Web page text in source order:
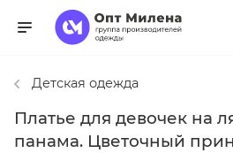
Детская одежда
Платье для девочек на
панама. Цветочный